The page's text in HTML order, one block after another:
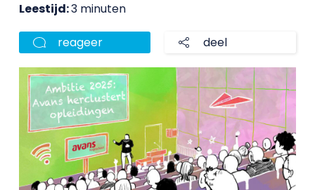
Leestijd:3 minuten
reageer deel